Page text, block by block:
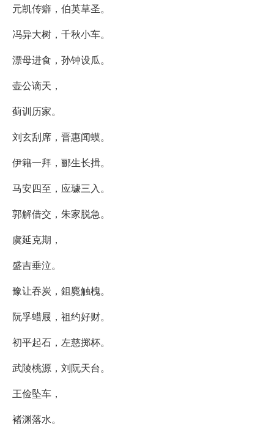
元凯传癖，伯英草圣。
冯异大树，千秋小车。
漂母进食，孙钟设瓜。
壶公谪天，
蓟训历家。
刘玄刮席，晋惠闻蟆。
伊籍一拜，郦生长揖。
马安四至，应璩三入。
郭解借交，朱家脱急。
虞延克期，
盛吉垂泣。
豫让吞炭，鉏麑触槐。
阮孚蜡屐，祖约好财。
初平起石，左慈掷杯。
武陵桃源，刘阮天台。
王俭坠车，
褚渊落水。